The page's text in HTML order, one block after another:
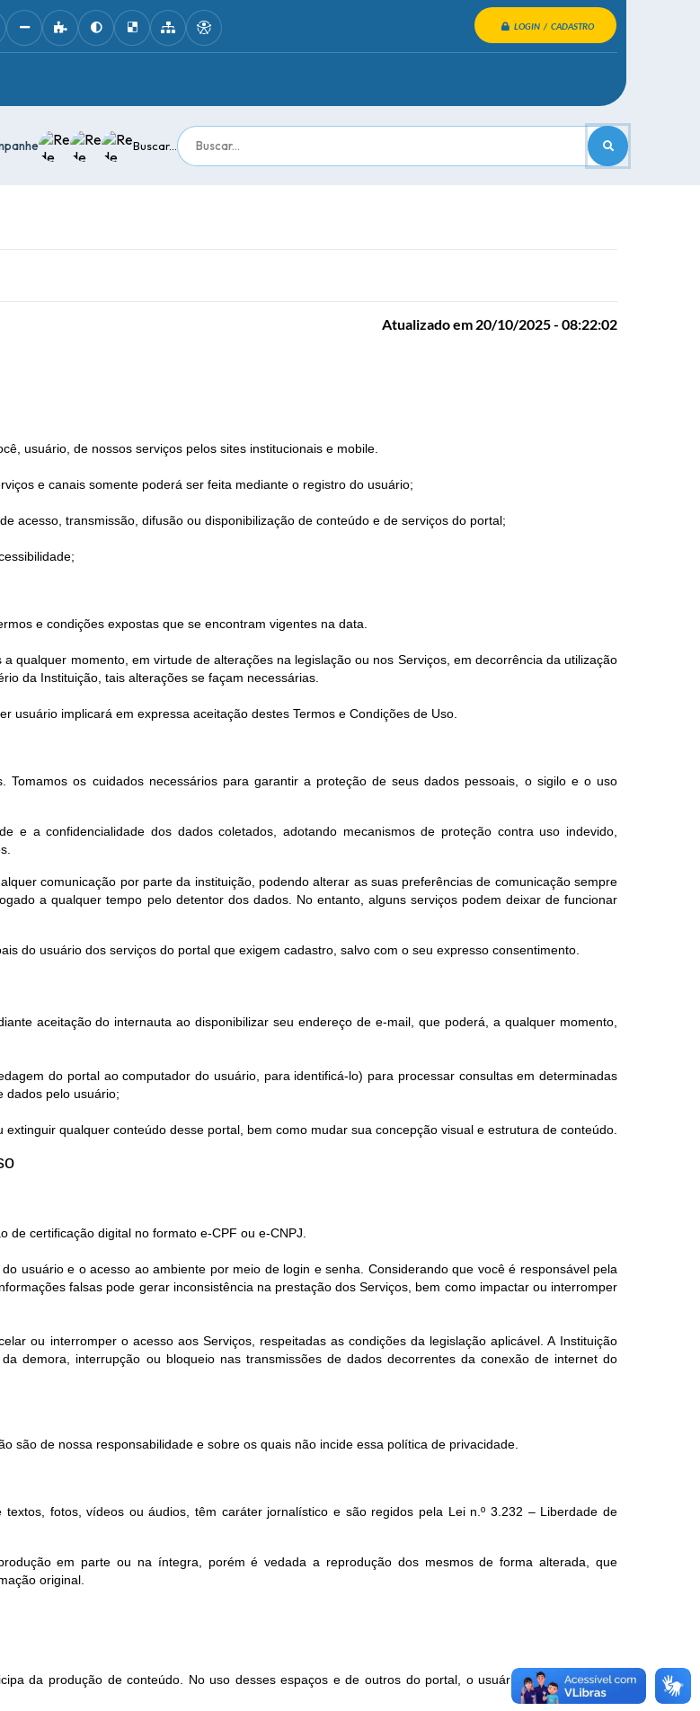
LOGIN / CADASTRO
Buscar...
Atualizado em 20/10/2025 - 08:22:02
usuário, de nossos serviços pelos sites institucionais e mobile.
e canais somente poderá ser feita mediante o registro do usuário;
acesso, transmissão, difusão ou disponibilização de conteúdo e de serviços do portal;
e condições expostas que se encontram vigentes na data.
qualquer momento, em virtude de alterações na legislação ou nos Serviços, em decorrência da utilização
da Instituição, tais alterações se façam necessárias.
usuário implicará em expressa aceitação destes Termos e Condições de Uso.
os cuidados necessários para garantir a proteção de seus dados pessoais, o sigilo e o uso
e a confidencialidade dos dados coletados, adotando mecanismos de proteção contra uso indevido,
comunicação por parte da instituição, podendo alterar as suas preferências de comunicação sempre
a qualquer tempo pelo detentor dos dados. No entanto, alguns serviços podem deixar de funcionar
do usuário dos serviços do portal que exigem cadastro, salvo com o seu expresso consentimento.
aceitação do internauta ao disponibilizar seu endereço de e-mail, que poderá, a qualquer momento,
do portal ao computador do usuário, para identificá-lo) para processar consultas em determinadas
dados pelo usuário;
qualquer conteúdo desse portal, bem como mudar sua concepção visual e estrutura de conteúdo.
de certificação digital no formato e-CPF ou e-CNPJ.
usuário e o acesso ao ambiente por meio de login e senha. Considerando que você é responsável pela
falsas pode gerar inconsistência na prestação dos Serviços, bem como impactar ou interromper
ou interromper o acesso aos Serviços, respeitadas as condições da legislação aplicável. A Instituição
demora, interrupção ou bloqueio nas transmissões de dados decorrentes da conexão de internet do
são de nossa responsabilidade e sobre os quais não incide essa política de privacidade.
fotos, vídeos ou áudios, têm caráter jornalístico e são regidos pela Lei n.º 3.232 – Liberdade de
em parte ou na íntegra, porém é vedada a reprodução dos mesmos de forma alterada, que
original.
da produção de conteúdo. No uso desses espaços e de outros do portal, o usuário concorda que é